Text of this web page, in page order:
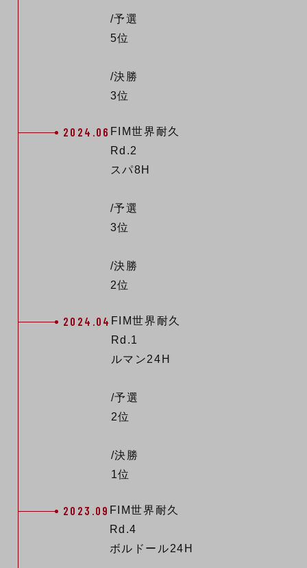
/予選
5位
/決勝
3位
2024.06 FIM世界耐久
Rd.2
スパ8H
/予選
3位
/決勝
2位
2024.04 FIM世界耐久
Rd.1
ルマン24H
/予選
2位
/決勝
1位
2023.09 FIM世界耐久
Rd.4
ボルドール24H